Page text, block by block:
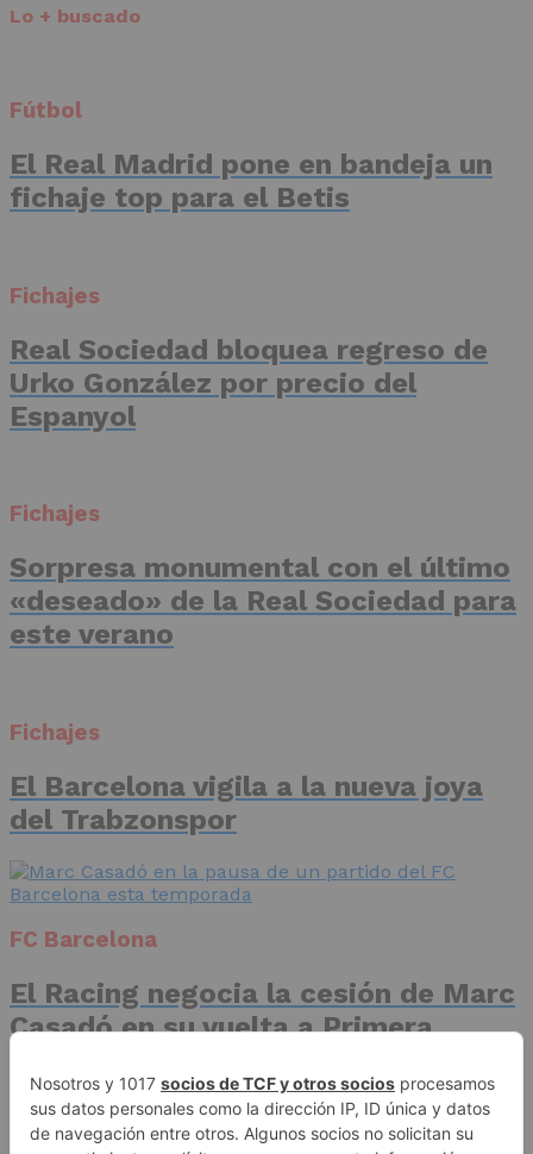
Lo + buscado
Fútbol
El Real Madrid pone en bandeja un
fichaje top para el Betis
Fichajes
Real Sociedad bloquea regreso de
Urko González por precio del
Espanyol
Fichajes
Sorpresa monumental con el último
«deseado» de la Real Sociedad para
este verano
Fichajes
El Barcelona vigila a la nueva joya
del Trabzonspor
FC Barcelona
El Racing negocia la cesión de Marc
Casadó en su vuelta a Primera
Advertisement